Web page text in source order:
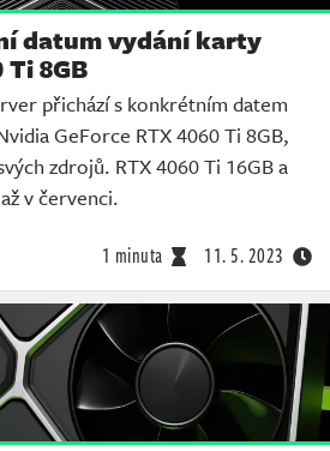
datum vydání karty
Ti 8GB
přichází s konkrétním datem
GeForce RTX 4060 Ti 8GB,
zdrojů. RTX 4060 Ti 16GB a
v červenci.
1 minuta 11. 5. 2023